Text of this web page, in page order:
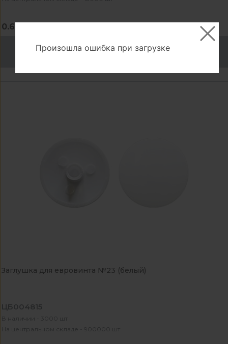
0.63 ₽
В корзину
Заглушка для евровинта №23 (белый)
ЦБ004815
В наличии - 3000 шт
На центральном складе - 900000 шт
Произошла ошибка при загрузке